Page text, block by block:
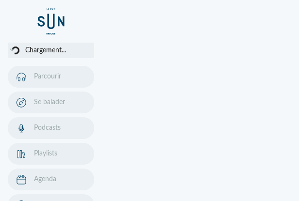
Chargement...
Parcourir
Se balader
Podcasts
Playlists
Agenda